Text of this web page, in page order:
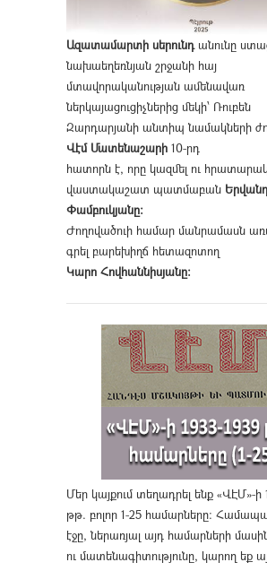
Ազատամարտի սերունդանունը
նախաեղեռնյան շրջանի հայ
մտավորականության ամենավառ
ներկայացուցիչներից մեկի՝ Ռուբեն
Զարդարյանի անտիպ նամակների
Վէմ Մատենաշարի 10-րդ
հատորն է, որը կազմել ու
վաստակաշատ պատմաբան
Փամբուկյանը։
Ժողովածուի համար մանրամասն
գրել բարեխիղճ հետազոտող
Կարո Հովհաննիսյանը։
Մեր կայքում տեղադրել ենք «ՎԷՄ»-ի
թթ. բոլոր 1-25 համարները։
էջը, ներառյալ այդ համարների
ու մատենագիտությունը, կարող եք